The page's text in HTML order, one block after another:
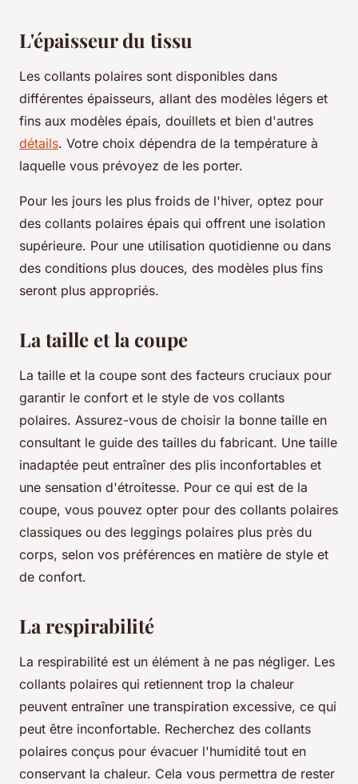
L'épaisseur du tissu
Les collants polaires sont disponibles dans
différentes épaisseurs, allant des modèles légers et
fins aux modèles épais, douillets et bien d'autres
détails. Votre choix dépendra de la température à
laquelle vous prévoyez de les porter.
Pour les jours les plus froids de l'hiver, optez pour
des collants polaires épais qui offrent une isolation
supérieure. Pour une utilisation quotidienne ou dans
des conditions plus douces, des modèles plus fins
seront plus appropriés.
La taille et la coupe
La taille et la coupe sont des facteurs cruciaux pour
garantir le confort et le style de vos collants
polaires. Assurez-vous de choisir la bonne taille en
consultant le guide des tailles du fabricant. Une taille
inadaptée peut entraîner des plis inconfortables et
une sensation d'étroitesse. Pour ce qui est de la
coupe, vous pouvez opter pour des collants polaires
classiques ou des leggings polaires plus près du
corps, selon vos préférences en matière de style et
de confort.
La respirabilité
La respirabilité est un élément à ne pas négliger. Les
collants polaires qui retiennent trop la chaleur
peuvent entraîner une transpiration excessive, ce qui
peut être inconfortable. Recherchez des collants
polaires conçus pour évacuer l'humidité tout en
conservant la chaleur. Cela vous permettra de rester